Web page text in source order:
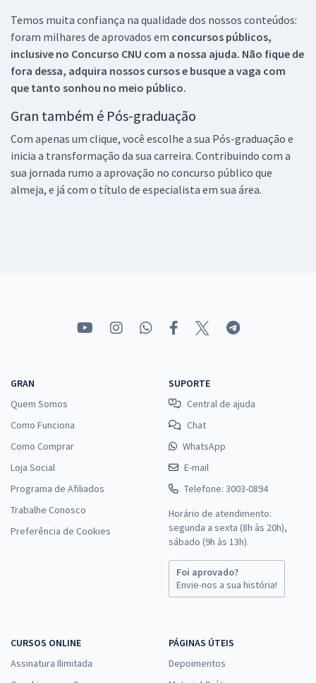
Temos muita confiança na qualidade dos nossos conteúdos:
foram milhares de aprovados em concursos públicos,
inclusive no Concurso CNU com a nossa ajuda. Não fique de
fora dessa, adquira nossos cursos e busque a vaga com
que tanto sonhou no meio público.
Gran também é Pós-graduação
Com apenas um clique, você escolhe a sua Pós-graduação e
inicia a transformação da sua carreira. Contribuindo com a
sua jornada rumo a aprovação no concurso público que
almeja, e já com o título de especialista em sua área.
GRAN
Quem Somos
Como Funciona
Como Comprar
Loja Social
Programa de Afiliados
Trabalhe Conosco
Preferência de Cookies
SUPORTE
Central de ajuda
Chat
WhatsApp
E-mail
Telefone: 3003-0894
Horário de atendimento:
segunda a sexta (8h às 20h),
sábado (9h às 13h).
Foi aprovado?
Envie-nos a sua história!
CURSOS ONLINE
Assinatura Ilimitada
PÁGINAS ÚTEIS
Depoimentos